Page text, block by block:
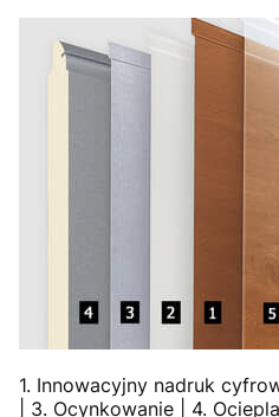
1. Innowacyjny nadruk
| 3. Ocynkowanie | 4.